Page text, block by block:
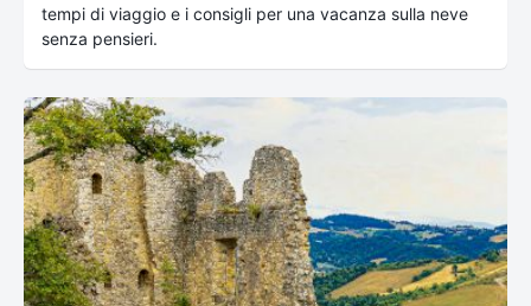
tempi di viaggio e i consigli per una vacanza sulla neve
senza pensieri.